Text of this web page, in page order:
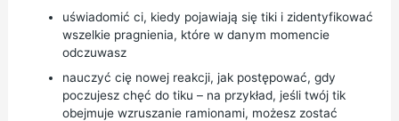
uświadomić ci, kiedy pojawiają się tiki i zidentyfikować
wszelkie pragnienia, które w danym momencie
odczuwasz
nauczyć cię nowej reakcji, jak postępować, gdy
poczujesz chęć do tiku – na przykład, jeśli twój tik
obejmuje wzruszanie ramionami, możesz zostać